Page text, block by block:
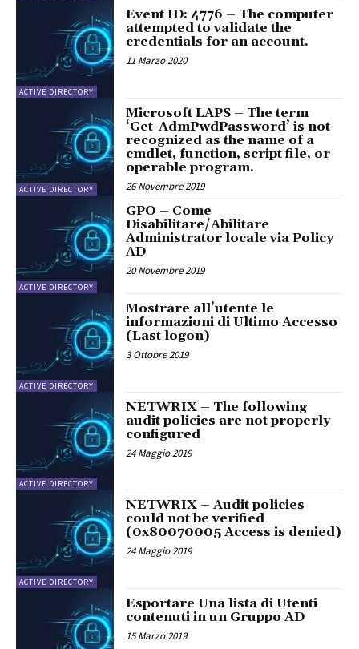
ACTIVE DIRECTORY
Event ID: 4776 – The computer
attempted to validate the
credentials for an account.
11 Marzo 2020
ACTIVE DIRECTORY
Microsoft LAPS – The term
‘Get-AdmPwdPassword’ is not
recognized as the name of a
cmdlet, function, script file, or
operable program.
26 Novembre 2019
ACTIVE DIRECTORY
GPO – Come
Disabilitare/Abilitare
Administrator locale via Policy
AD
20 Novembre 2019
ACTIVE DIRECTORY
Mostrare all’utente le
informazioni di Ultimo Accesso
(Last logon)
3 Ottobre 2019
ACTIVE DIRECTORY
NETWRIX – The following
audit policies are not properly
configured
24 Maggio 2019
ACTIVE DIRECTORY
NETWRIX – Audit policies
could not be verified
(0x80070005 Access is denied)
24 Maggio 2019
Esportare Una lista di Utenti
contenuti in un Gruppo AD
15 Marzo 2019